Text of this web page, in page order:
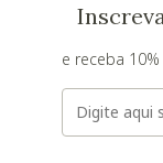
e receba
E-mail